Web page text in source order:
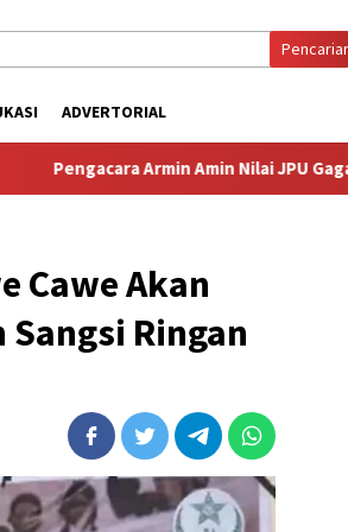
ADVERTORIAL
Armin Amin Nilai JPU Gagal Buktikan
Cawe Akan
Ringan